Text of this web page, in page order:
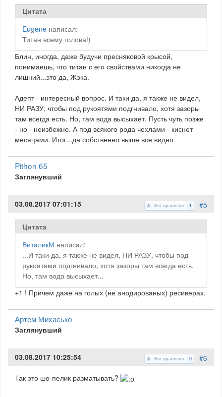
Цитата
Eugene написал:
Титан всему голова!)
Блин, иногда, даже будучи пресняковой крысой,
понимаешь, что титан с его свойствами никогда не
лишний...это да, Жэка.
Адепт - интересный вопрос. И таки да, я также не видел,
НИ РАЗУ, чтобы под рукоятями подгнивало, хотя зазоры
там всегда есть. Но, там вода высыхает. Пусть чуть позже
- но - неизбежно. А под всякого рода чехлами - киснет
месяцами. Итог...да собственно выше все видно
Pithon 65
Заглянувший
#5
Это нравится 1
03.08.2017 07:01:15
Цитата
ВиталикМ написал:
...И таки да, я также не видел, НИ РАЗУ, чтобы под
рукоятями подгнивало, хотя зазоры там всегда есть.
Но, там вода высыхает...
+1 ! Причем даже на голых (не анодированых) ресиверах.
Артем Михасько
Заглянувший
#6
Это нравится 0
03.08.2017 10:25:54
Так это шо-пелик разматывать?